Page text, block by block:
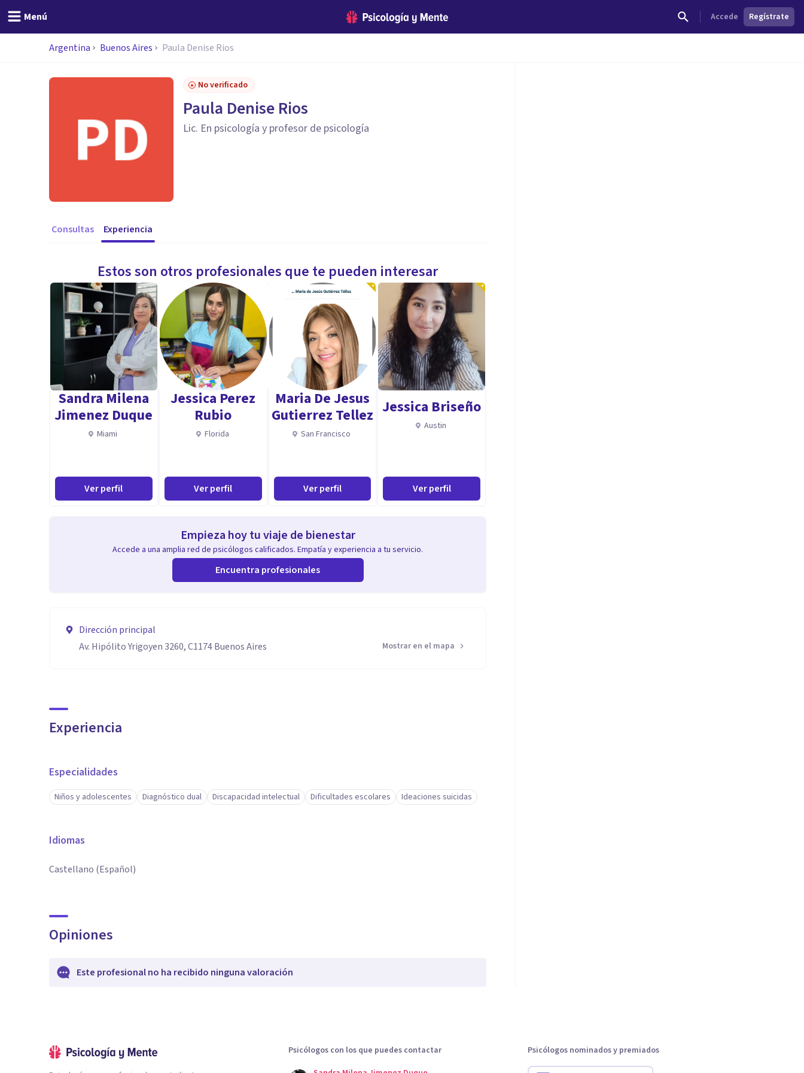
Menú Accede Regístrate
Argentina Buenos Aires Paula Denise Rios
No verificado
Paula Denise Rios
Lic. En psicología y profesor de psicología
Consultas Experiencia
Estos son otros profesionales que te pueden interesar
Sandra Milena
Jimenez Duque
Miami
Ver perfil
Jessica Perez
Rubio
Florida
Ver perfil
Maria De Jesus
Gutierrez Tellez
San Francisco
Ver perfil
Jessica Briseño
Austin
Ver perfil
Empieza hoy tu viaje de bienestar
Accede a una amplia red de psicólogos calificados. Empatía y experiencia a tu servicio.
Encuentra profesionales
Dirección principal
Av. Hipólito Yrigoyen 3260, C1174 Buenos Aires
Mostrar en el mapa
Experiencia
Especialidades
Niños y adolescentes Diagnóstico dual Discapacidad intelectual Dificultades escolares Ideaciones suicidas
Idiomas
Castellano (Español)
Opiniones
Este profesional no ha recibido ninguna valoración
Psicólogos con los que puedes contactar
Psicólogos nominados y premiados